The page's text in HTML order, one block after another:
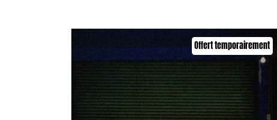
Offert temporairement